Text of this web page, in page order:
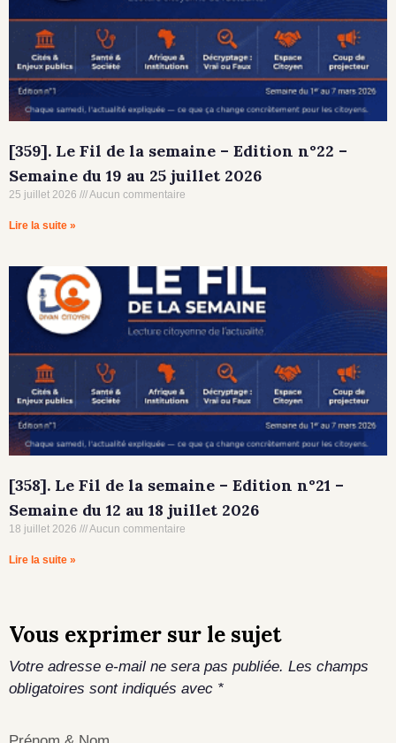
[359]. Le Fil de la semaine – Edition n°22 –
Semaine du 19 au 25 juillet 2026
25 juillet 2026 Aucun commentaire
Lire la suite »
[358]. Le Fil de la semaine – Edition n°21 –
Semaine du 12 au 18 juillet 2026
18 juillet 2026 Aucun commentaire
Lire la suite »
Vous exprimer sur le sujet
Votre adresse e-mail ne sera pas publiée. Les champs
obligatoires sont indiqués avec *